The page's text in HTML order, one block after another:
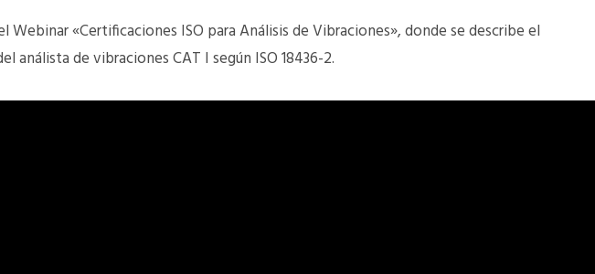
Webinar «Certificaciones ISO para Análisis de Vibraciones», donde se describe el
análista de vibraciones CAT I según ISO 18436-2.